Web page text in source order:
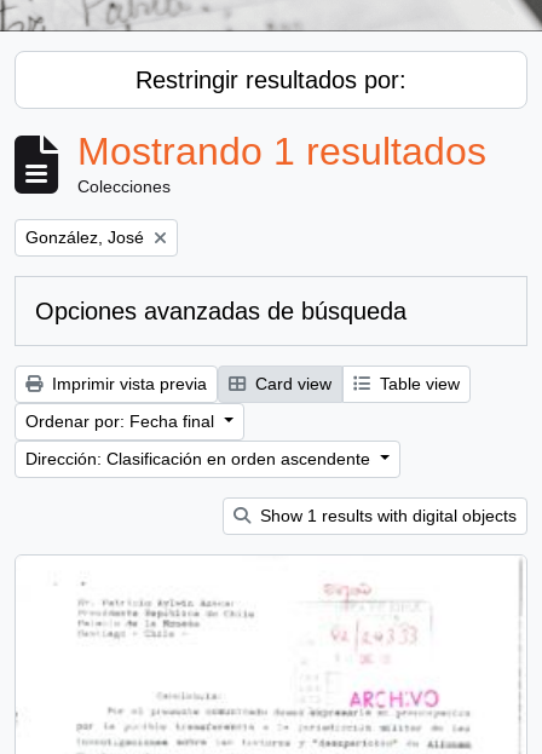
Restringir resultados por:
Mostrando 1 resultados
Colecciones
Remove filter:
González, José
Opciones avanzadas de búsqueda
Imprimir vista previa Card view
Table view
Ordenar por: Fecha final
Dirección: Clasificación en orden ascendente
Show 1 results with digital objects